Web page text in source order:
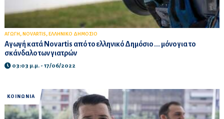
ΑΓΩΓΗ , NOVARTIS, ΕΛΛΗΝΙΚΟ ΔΗΜΟΣΙΟ
Αγωγή κατά Novartis από το ελληνικό Δημόσιο ... μόνο για το
σκάνδαλο των γιατρών
03:03 μ.μ. - 17/06/2022
ΚΟΙΝΩΝΙΑ